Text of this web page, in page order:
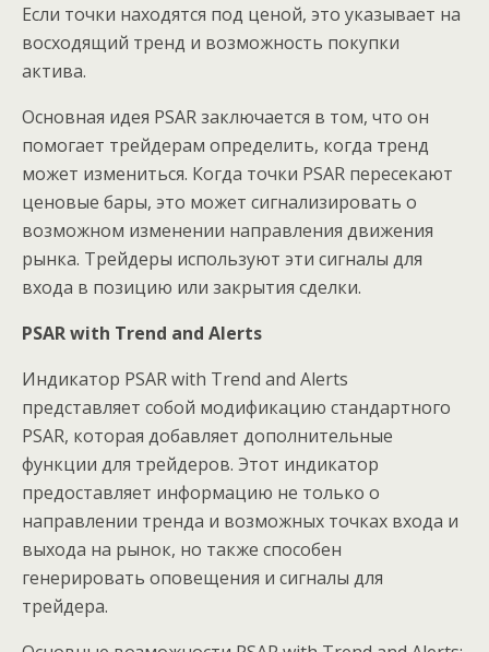
Если точки находятся под ценой, это указывает на
восходящий тренд и возможность покупки
актива.
Основная идея PSAR заключается в том, что он
помогает трейдерам определить, когда тренд
может измениться. Когда точки PSAR пересекают
ценовые бары, это может сигнализировать о
возможном изменении направления движения
рынка. Трейдеры используют эти сигналы для
входа в позицию или закрытия сделки.
PSAR with Trend and Alerts
Индикатор PSAR with Trend and Alerts
представляет собой модификацию стандартного
PSAR, которая добавляет дополнительные
функции для трейдеров. Этот индикатор
предоставляет информацию не только о
направлении тренда и возможных точках входа и
выхода на рынок, но также способен
генерировать оповещения и сигналы для
трейдера.